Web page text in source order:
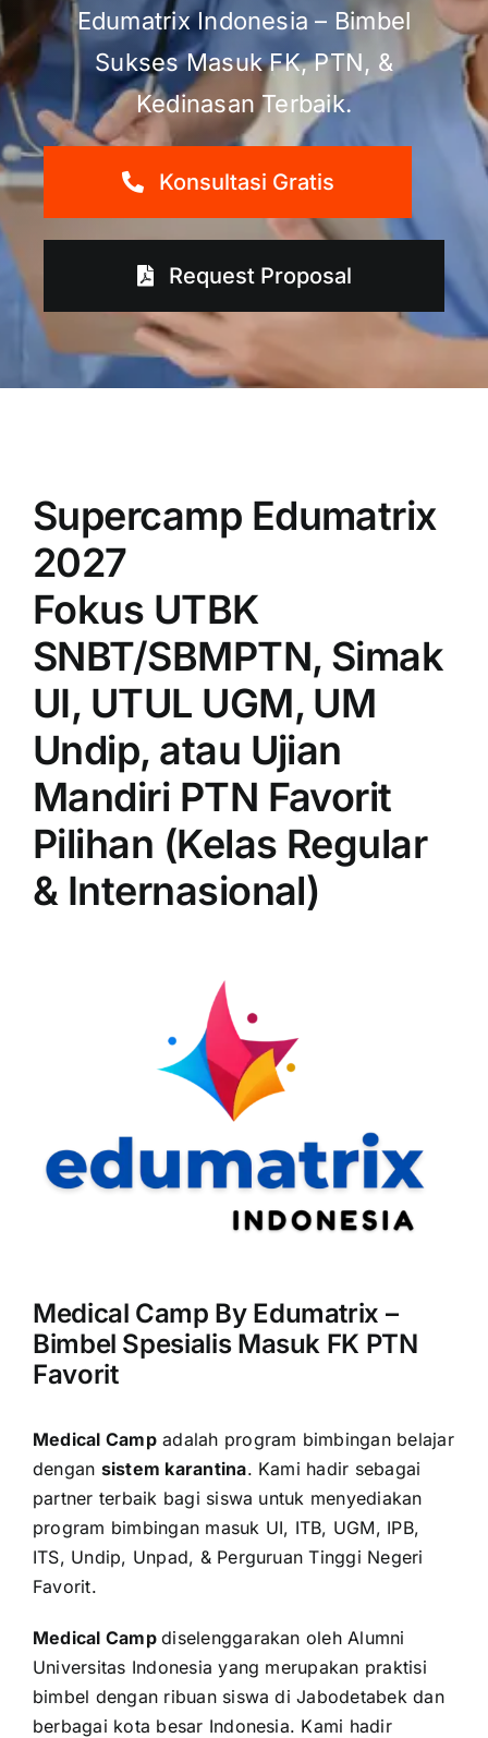
Edumatrix Indonesia – Bimbel
Sukses Masuk FK, PTN, &
Kedinasan Terbaik.
Konsultasi Gratis
Request Proposal
Supercamp Edumatrix
2027
Fokus UTBK
SNBT/SBMPTN, Simak
UI, UTUL UGM, UM
Undip, atau Ujian
Mandiri PTN Favorit
Pilihan (Kelas Regular
& Internasional)
Medical Camp By Edumatrix –
Bimbel Spesialis Masuk FK PTN
Favorit
Medical Campadalah program bimbingan belajar
dengan sistem karantina. Kami hadir sebagai
partner terbaik bagi siswa untuk menyediakan
program bimbingan masuk UI, ITB, UGM, IPB,
ITS, Undip, Unpad, & Perguruan Tinggi Negeri
Favorit.
Medical Campdiselenggarakan oleh Alumni
Universitas Indonesia yang merupakan praktisi
bimbel dengan ribuan siswa di Jabodetabek dan
berbagai kota besar Indonesia. Kami hadir